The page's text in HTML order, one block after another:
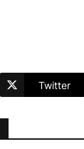
Twitter